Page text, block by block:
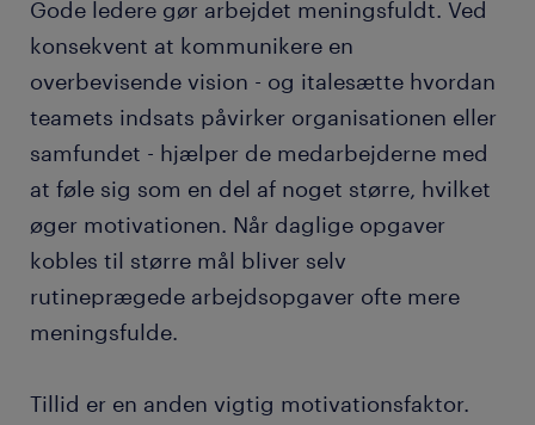
Gode ledere gør arbejdet meningsfuldt. Ved
konsekvent at kommunikere en
overbevisende vision - og italesætte hvordan
teamets indsats påvirker organisationen eller
samfundet - hjælper de medarbejderne med
at føle sig som en del af noget større, hvilket
øger motivationen. Når daglige opgaver
kobles til større mål bliver selv
rutineprægede arbejdsopgaver ofte mere
meningsfulde.
Tillid er en anden vigtig motivationsfaktor.